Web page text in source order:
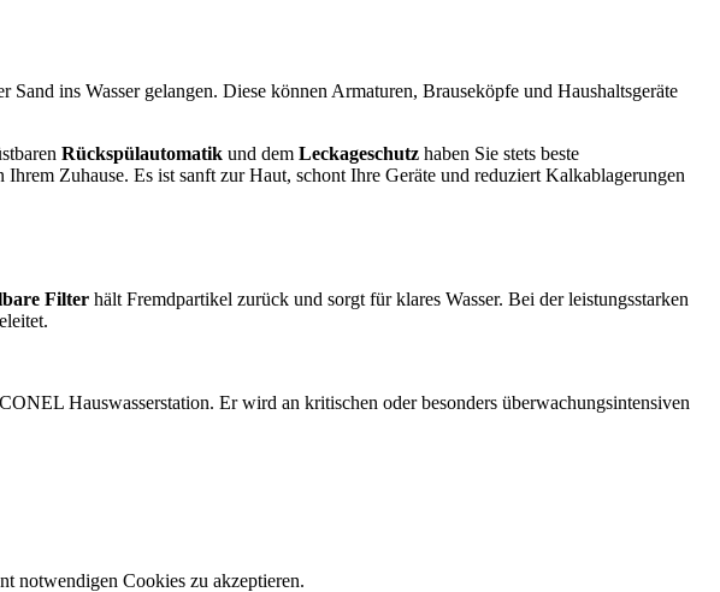
ins Wasser gelangen. Diese können Armaturen, Brauseköpfe und Haushaltsgeräte
Rückspülautomatik und dem Leckageschutz haben Sie stets beste
Zuhause. Es ist sanft zur Haut, schont Ihre Geräte und reduziert Kalkablagerungen
Filter hält Fremdpartikel zurück und sorgt für klares Wasser. Bei der leistungsstarken
Hauswasserstation. Er wird an kritischen oder besonders überwachungsintensiven
notwendigen Cookies zu akzeptieren.